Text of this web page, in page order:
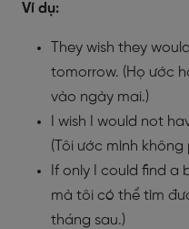
Ví dụ:
They wish they
tomorrow. (Họ ước
vào ngày mai.)
I wish I would not
(Tôi ước mình
If only I could find a
mà tôi có thể tìm
tháng sau.)